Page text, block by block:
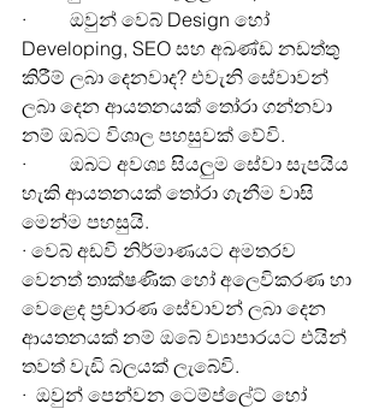
·         ඔවුන් වෙබ් Design හෝ
Developing, SEO සහ අඛණ්ඩ නඩත්තු
කිරීම් ලබා දෙනවාද? එවැනි සේවාවන්
ලබා දෙන ආයතනයක් තෝරා ගන්නවා
නම් ඔබට විශාල පහසුවක් වේවි.
·         ඔබට අවශ්‍ය සියලුම සේවා සැපයිය
හැකි ආයතනයක් තෝරා ගැනීම වාසි
මෙන්ම පහසුයි.
· වෙබ් අඩවි නිර්මාණයට අමතරව
වෙනත් තාක්ෂණික හෝ අලෙවිකරණ හා
වෙළෙද ප්‍රචාරණ සේවාවන් ලබා දෙන
ආයතනයක් නම් ඔබේ ව්‍යාපාරයට එයින්
තවත් වැඩි බලයක් ලැබේවි.
·  ඔවුන් පෙන්වන ටෙම්ප්ලේට් හෝ